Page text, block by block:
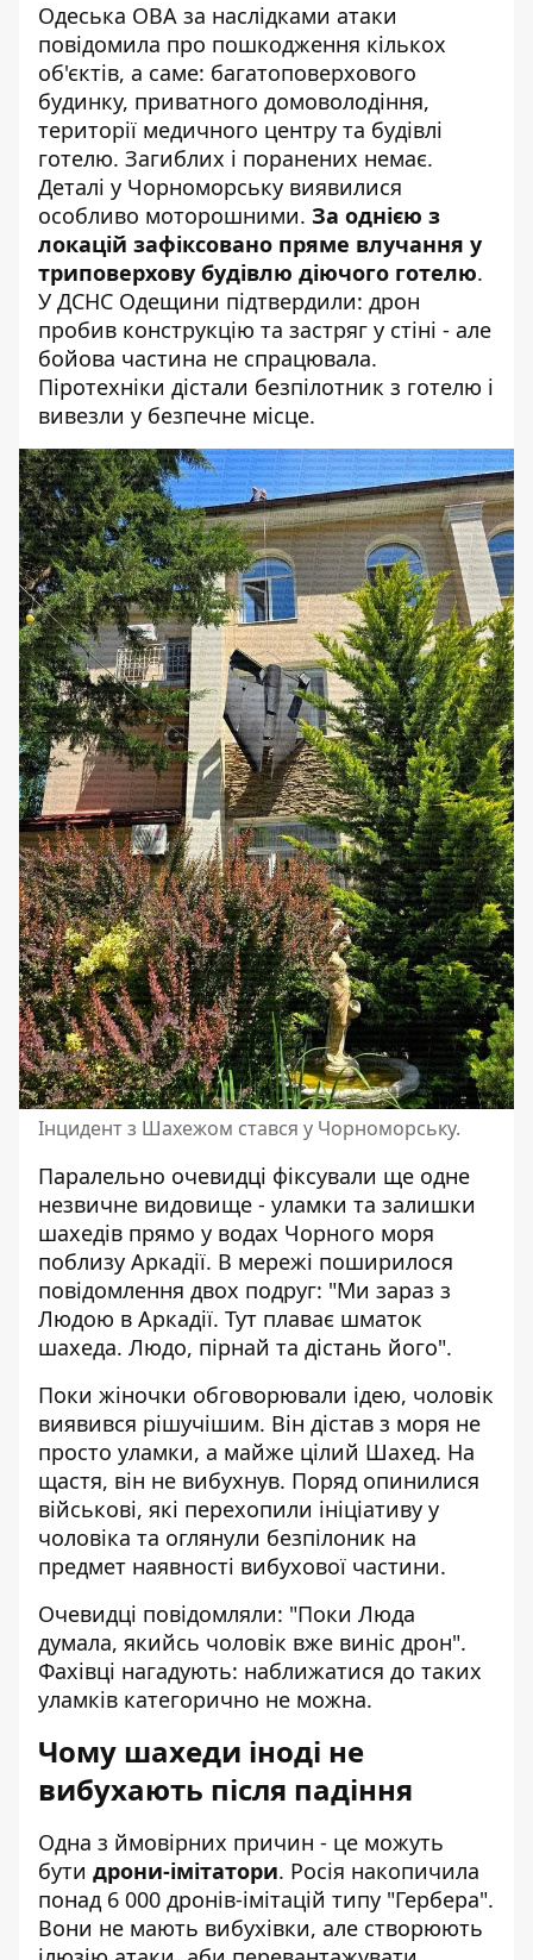
Одеська ОВА за наслідками атаки
повідомила про пошкодження кількох
об'єктів, а саме: багатоповерхового
будинку, приватного домоволодіння,
території медичного центру та будівлі
готелю. Загиблих і поранених немає.
Деталі у Чорноморську виявилися
особливо моторошними. За однією з
локацій зафіксовано пряме влучання у
триповерхову будівлю діючого готелю.
У ДСНС Одещини підтвердили: дрон
пробив конструкцію та застряг у стіні - але
бойова частина не спрацювала.
Піротехніки дістали безпілотник з готелю і
вивезли у безпечне місце.
Інцидент з Шахежом стався у Чорноморську.
Паралельно очевидці фіксували ще одне
незвичне видовище - уламки та залишки
шахедів прямо у водах Чорного моря
поблизу Аркадії. В мережі поширилося
повідомлення двох подруг: "Ми зараз з
Людою в Аркадії. Тут плаває шматок
шахеда. Людо, пірнай та дістань його".
Поки жіночки обговорювали ідею, чоловік
виявився рішучішим. Він дістав з моря не
просто уламки, а майже цілий Шахед. На
щастя, він не вибухнув. Поряд опинилися
військові, які перехопили ініціативу у
чоловіка та оглянули безпілоник на
предмет наявності вибухової частини.
Очевидці повідомляли: "Поки Люда
думала, якийсь чоловік вже виніс дрон".
Фахівці нагадують: наближатися до таких
уламків категорично не можна.
Чому шахеди іноді не
вибухають після падіння
Одна з ймовірних причин - це можуть
бути дрони-імітатори. Росія накопичила
понад 6 000 дронів-імітацій типу "Гербера".
Вони не мають вибухівки, але створюють